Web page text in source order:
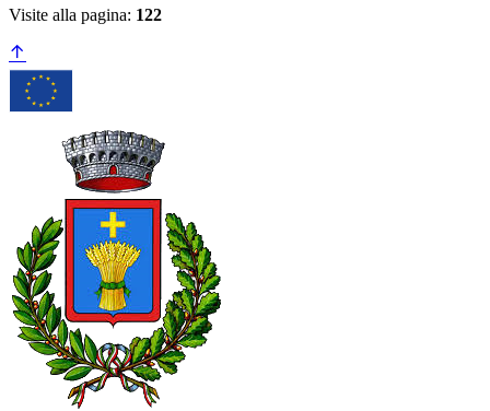
Visite alla pagina: 122